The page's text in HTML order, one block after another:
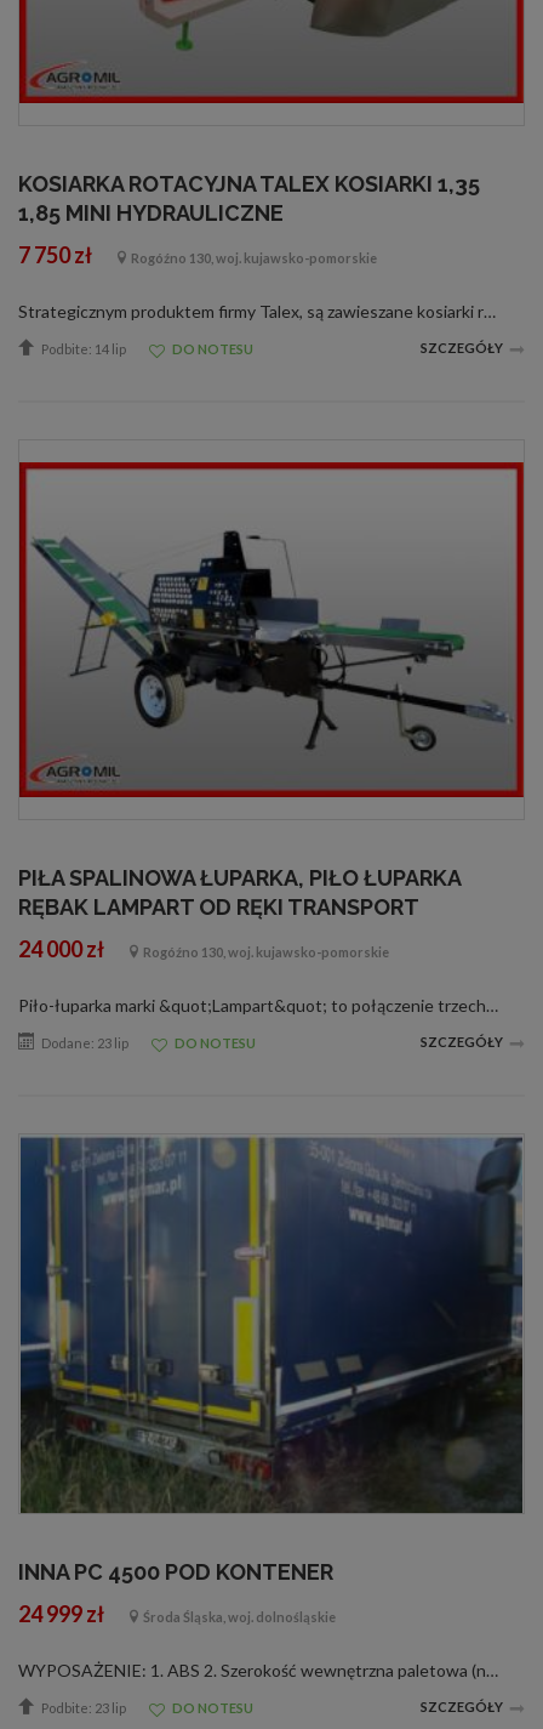
KOSIARKA ROTACYJNA TALEX KOSIARKI 1,35
1,85 MINI HYDRAULICZNE
7 750 zł Rogóźno 130, woj. kujawsko-pomorskie
Strategicznym produktem firmy Talex, są zawieszane kosiarki rotacyjne przeznaczone do koszenia wszelkich roślin zielo-nych na łąkach i polach. Wysoka prędkość talerzy roboczych pozwala uzyskać bardzo dobrą jakość i wydajność koszenia. Spra...
Podbite: 14 lip DO NOTESU SZCZEGÓŁY
PIŁA SPALINOWA ŁUPARKA, PIŁO ŁUPARKA
RĘBAK LAMPART OD RĘKI TRANSPORT
24 000 zł Rogóźno 130, woj. kujawsko-pomorskie
Piło-łuparka marki &quot;Lampart&quot; to połączenie trzech maszyn. Piła łańcuchowa z prowadnicą STIHL tnie drewno na żądaną długość, następnie łuparka rozłupuje wcześniej przyciętego klocka na dwie lub cztery części, tak obrobion...
Dodane: 23 lip DO NOTESU SZCZEGÓŁY
INNA PC 4500 POD KONTENER
24 999 zł Środa Śląska, woj. dolnośląskie
WYPOSAŻENIE: 1. ABS 2. Szerokość wewnętrzna paletowa (nie mniejsza niż 2420 mm) 3. AGS 4. Zawieszenie pneumatyczne 6. Osie renomowanej Jesteśmy największą firmą remarketingową w Polsce !!! Wszystkie oferowane przez nas pojazdy pochodzą...
Podbite: 23 lip DO NOTESU SZCZEGÓŁY